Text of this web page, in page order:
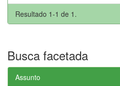
Resultado 1-1 de 1.
Busca facetada
Assunto